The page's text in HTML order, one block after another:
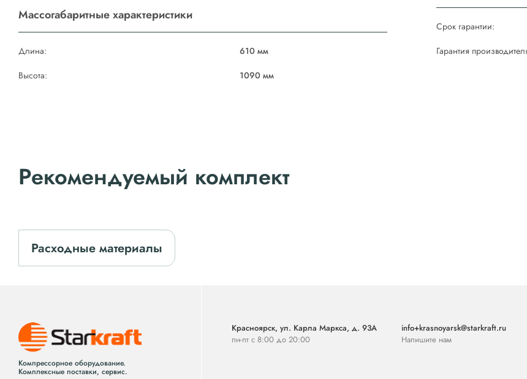
Массогабаритные характеристики
Длина:
610 мм
Высота:
1090 мм
Срок гарантии:
Гарантия
Рекомендуемый комплект
Расходные материалы
Компрессорное оборудование.
Комплексные поставки, сервис.
Красноярск, ул. Карла Маркса, д. 93А
пн-пт с 8:00 до 20:00
info+krasnoyarsk@starkraft.ru
Напишите нам